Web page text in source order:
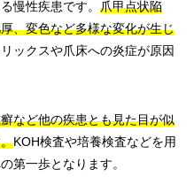
慢性疾患です。 爪甲点状陥
、変色など多様な変化が生じ
リックスや爪床への炎症が原因
など他の疾患とも見た目が似
KOH検査や培養検査などを用
第一歩となります。